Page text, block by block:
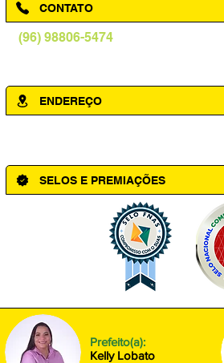
(96) 98806-5474
CONTATO
ENDEREÇO
SELOS E PREMIAÇÕES
Prefeito(a):
Kelly Lobato